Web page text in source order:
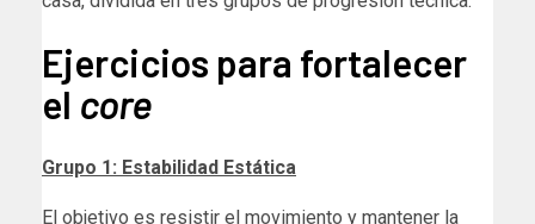
Ejercicios para fortalecer
el core
Grupo 1: Estabilidad Estática
El objetivo es resistir el movimiento y mantener la